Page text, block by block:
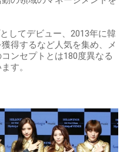
してデビュー、2013年に韓
得するなど人気を集め、メ
ンセプトとは180度異なる
す。